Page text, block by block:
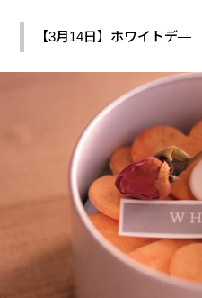
【3月14日】ホワイトデ―